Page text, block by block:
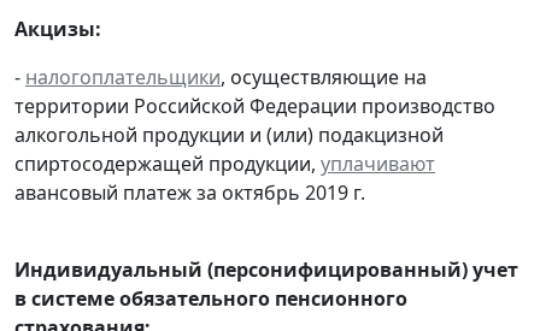
Акцизы:
- налогоплательщики, осуществляющие на
территории Российской Федерации производство
алкогольной продукции и (или) подакцизной
спиртосодержащей продукции, уплачивают
авансовый платеж за октябрь 2019 г.
Индивидуальный (персонифицированный) учет
в системе обязательного пенсионного